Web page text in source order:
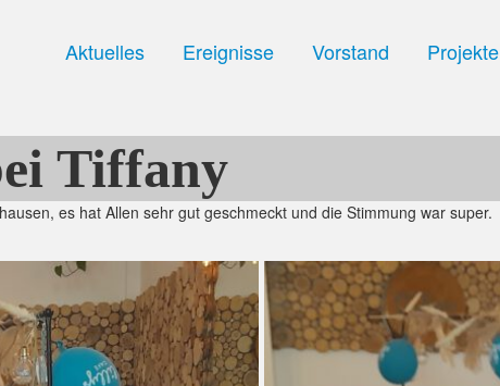
Aktuelles Ereignisse Vorstand Projekte
Tiffany
es hat Allen sehr gut geschmeckt und die Stimmung war super.